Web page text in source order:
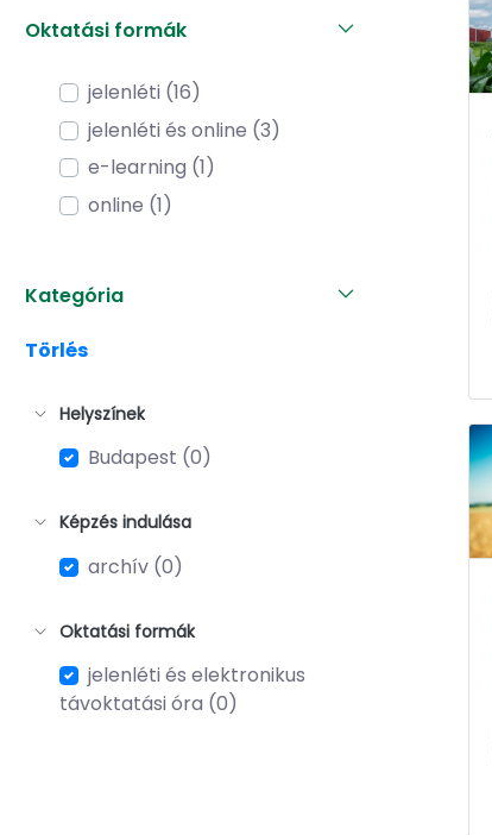
Oktatási formák
jelenléti (16)
jelenléti és online (3)
e-learning (1)
online (1)
Kategória
Törlés
Helyszínek
Budapest (0)
Képzés indulása
archív (0)
Oktatási formák
jelenléti és elektronikus
távoktatási óra (0)